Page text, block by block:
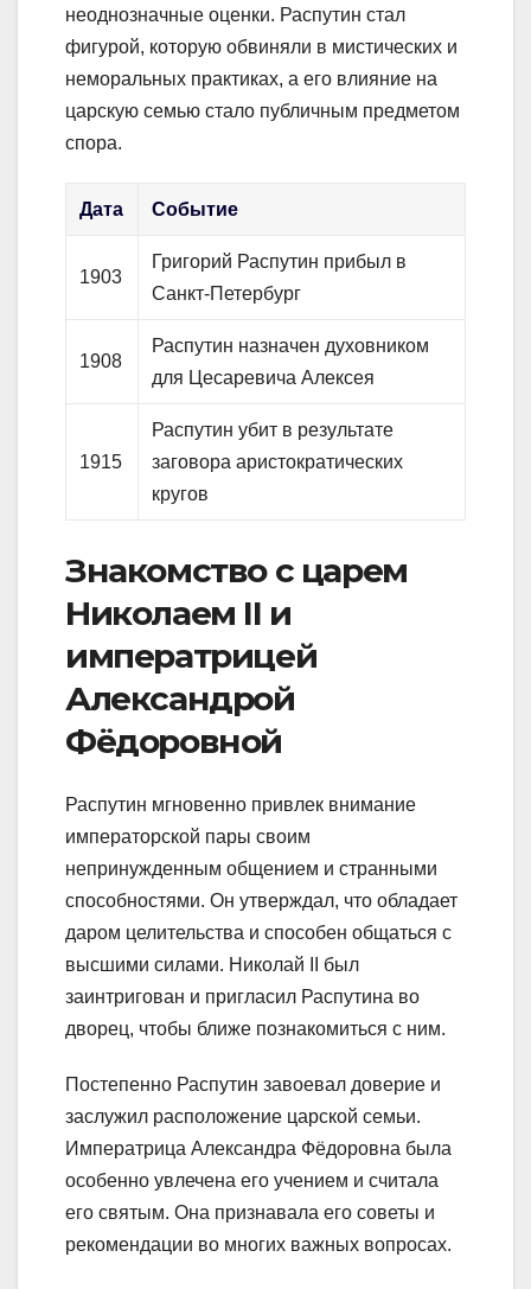
неоднозначные оценки. Распутин стал
фигурой, которую обвиняли в мистических и
неморальных практиках, а его влияние на
царскую семью стало публичным предметом
спора.
Дата Событие
1903
Григорий Распутин прибыл в
Санкт-Петербург
1908
Распутин назначен духовником
для Цесаревича Алексея
1915
Распутин убит в результате
заговора аристократических
кругов
Знакомство с царем
Николаем II и
императрицей
Александрой
Фёдоровной
Распутин мгновенно привлек внимание
императорской пары своим
непринужденным общением и странными
способностями. Он утверждал, что обладает
даром целительства и способен общаться с
высшими силами. Николай II был
заинтригован и пригласил Распутина во
дворец, чтобы ближе познакомиться с ним.
Постепенно Распутин завоевал доверие и
заслужил расположение царской семьи.
Императрица Александра Фёдоровна была
особенно увлечена его учением и считала
его святым. Она признавала его советы и
рекомендации во многих важных вопросах.